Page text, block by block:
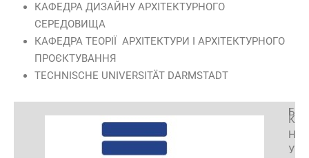
КАФЕДРА ДИЗАЙНУ АРХІТЕКТУРНОГО
СЕРЕДОВИЩА
КАФЕДРА ТЕОРІЇ АРХІТЕКТУРИ І АРХІТЕКТУРНОГО
ПРОЄКТУВАННЯ
TECHNISCHE UNIVERSITÄT DARMSTADT